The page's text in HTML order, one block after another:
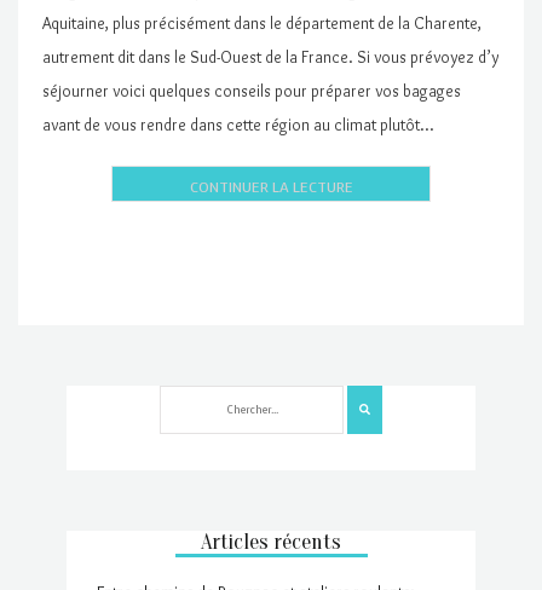
Aquitaine, plus précisément dans le département de la Charente,
autrement dit dans le Sud-Ouest de la France. Si vous prévoyez d’y
séjourner voici quelques conseils pour préparer vos bagages
avant de vous rendre dans cette région au climat plutôt…
Articles récents